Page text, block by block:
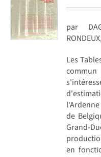
par
Les
de
Grand-
en